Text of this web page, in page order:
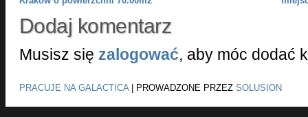
Dodaj komentarz
Musisz się zalogować, aby móc dodać
PRACUJE NA GALACTICA| PROWADZONE PRZEZ SOLUSION